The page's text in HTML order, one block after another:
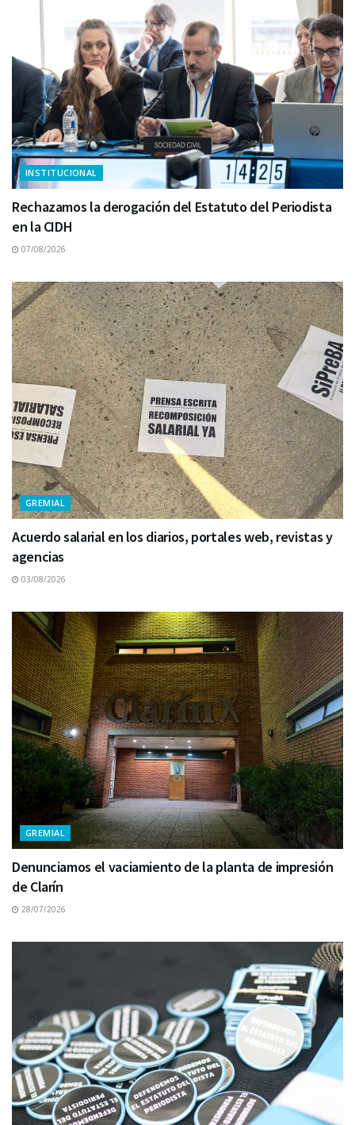
INSTITUCIONAL
Rechazamos la derogación del Estatuto del Periodista
en la CIDH
07/08/2026
GREMIAL
Acuerdo salarial en los diarios, portales web, revistas y
agencias
03/08/2026
GREMIAL
Denunciamos el vaciamiento de la planta de impresión
de Clarín
28/07/2026